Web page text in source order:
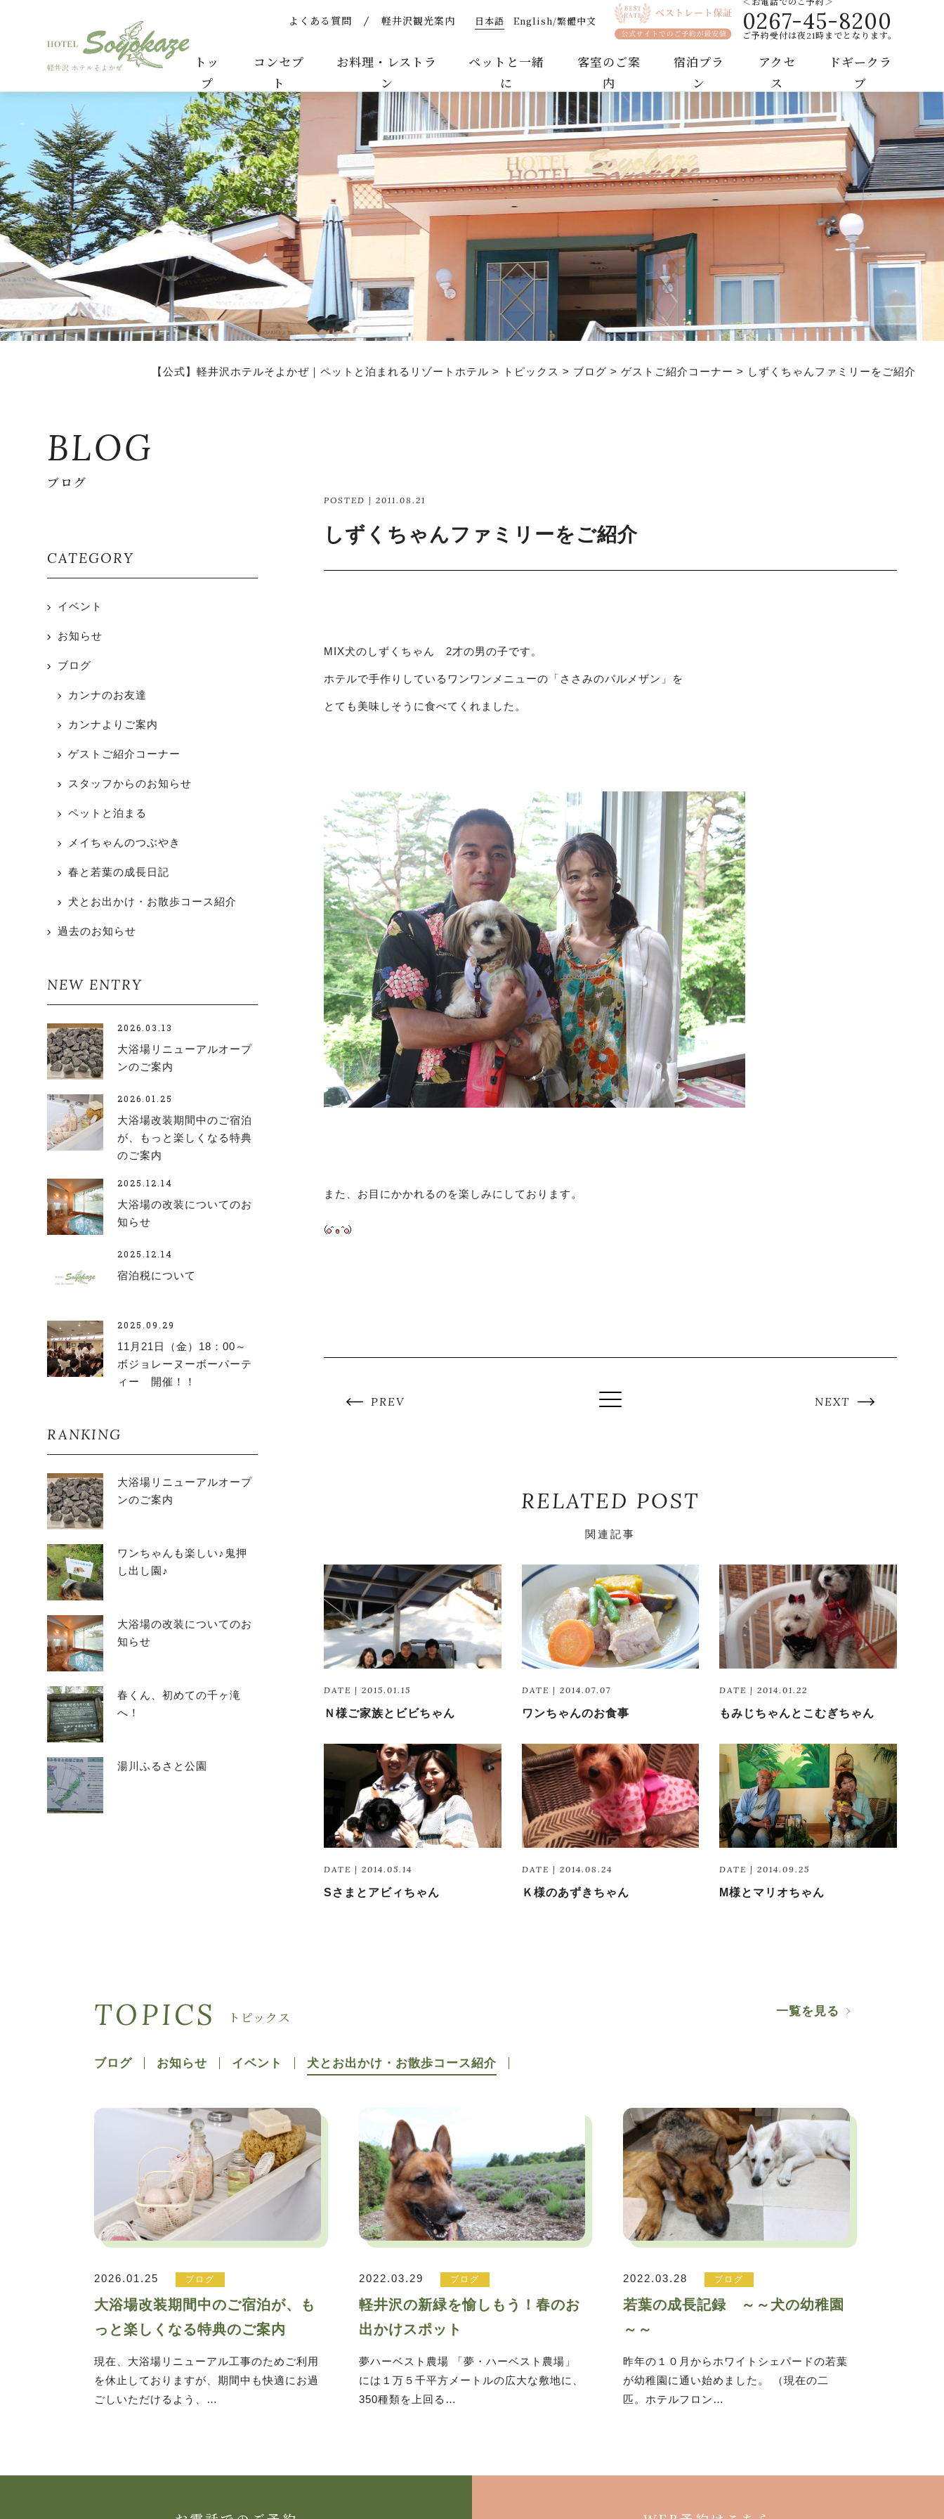
しずくちゃんファミリーをご紹介 | ゲストご紹介コーナー | 【公式】軽井沢ホテルそよかぜ｜ペットと泊まれるリゾートホテル
よくある質問 軽井沢観光案内 日本語 English/繁體中文 0267-45-8200
ご予約受付は夜21時までとなります。
トッ
プ
コンセプ
ト
お料理・レストラ
ン
ペットと一緒
に
客室のご案
内
宿泊プラ
ン
アクセ
ス
ドギークラ
ブ
【公式】軽井沢ホテルそよかぜ｜ペットと泊まれるリゾートホテル > トピックス > ブログ > ゲストご紹介コーナー > しずくちゃんファミリーをご紹介
BLOG
ブログ
POSTED | 2011.08.21
しずくちゃんファミリーをご紹介
MIX犬のしずくちゃん 2才の男の子です。
ホテルで手作りしているワンワンメニューの「ささみのパルメザン」を
とても美味しそうに食べてくれました。
また、お目にかかれるのを楽しみにしております。
PREV NEXT
RELATED POST
関連記事
DATE | 2015.01.15
Ｎ様ご家族とビビちゃん
DATE | 2014.07.07
ワンちゃんのお食事
DATE | 2014.01.22
もみじちゃんとこむぎちゃん
DATE | 2014.05.14
Sさまとアビィちゃん
DATE | 2014.08.24
Ｋ様のあずきちゃん
DATE | 2014.09.25
M様とマリオちゃん
CATEGORY
イベント
お知らせ
ブログ
カンナのお友達
カンナよりご案内
ゲストご紹介コーナー
スタッフからのお知らせ
ペットと泊まる
メイちゃんのつぶやき
春と若葉の成長日記
犬とお出かけ・お散歩コース紹介
過去のお知らせ
NEW ENTRY
2026.03.13
大浴場リニューアルオープ
ンのご案内
2026.01.25
大浴場改装期間中のご宿泊
が、もっと楽しくなる特典
のご案内
2025.12.14
大浴場の改装についてのお
知らせ
2025.12.14
宿泊税について
2025.09.29
11月21日（金）18：00～
ボジョレーヌーボーパーテ
ィー 開催！！
RANKING
大浴場リニューアルオープ
ンのご案内
ワンちゃんも楽しい♪鬼押
し出し園♪
大浴場の改装についてのお
知らせ
春くん、初めての千ヶ滝
へ！
湯川ふるさと公園
TOPICS トピックス
ブログ お知らせ イベント 犬とお出かけ・お散歩コース紹介
2026.01.25 ブログ
大浴場改装期間中のご宿泊が、も
っと楽しくなる特典のご案内
現在、大浴場リニューアル工事のためご利用
を休止しておりますが、期間中も快適にお過
ごしいただけるよう、…
2022.03.29 ブログ
軽井沢の新緑を愉しもう！春のお
出かけスポット
夢ハーベスト農場 「夢・ハーベスト農場」
には１万５千平方メートルの広大な敷地に、
350種類を上回る…
2022.03.28 ブログ
若葉の成長記録 ～～犬の幼稚園
～～
昨年の１０月からホワイトシェパードの若葉
が幼稚園に通い始めました。 （現在の二
匹。ホテルフロン…
一覧を見る